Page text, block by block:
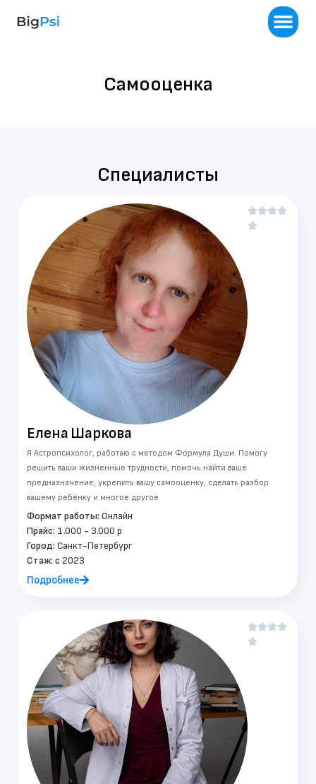
Самооценка
Специалисты


Елена Шаркова
Я Астропсихолог, работаю с методом Формула Души. Помогу
решить ваши жизненные трудности, помочь найти ваше
предназначение, укрепить вашу самооценку, сделать разбор
вашему ребёнку и многое другое
Формат работы: Онлайн
Прайс: 1.000 - 3.000 р
Город: Санкт-Петербург
Стаж: c 2023
Подробнее

